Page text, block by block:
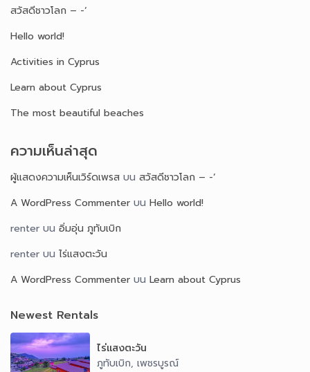
สวัสดีชาวโลก – -‘
Hello world!
Activities in Cyprus
Learn about Cyprus
The most beautiful beaches
ความเห็นล่าสุด
ผู้แสดงความเห็นเวิร์ดเพรส บนสวัสดีชาวโลก – -‘
A WordPress Commenter บนHello world!
renter บนอิ่มอุ่น ภูทับเบิก
renter บนไร่แสงตะวัน
A WordPress Commenter บนLearn about Cyprus
Newest Rentals
ไร่แสงตะวัน
ภูทับเบิก,เพชรบูรณ์